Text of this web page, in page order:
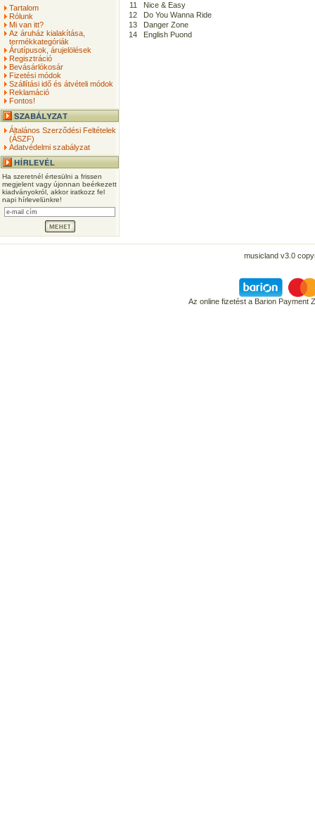
Tartalom
Rólunk
Mi van itt?
Az áruház kialakítása,
termékkategóriák
Árutípusok, árujelölések
Regisztráció
Bevásárlókosár
Fizetési módok
Szállítási idő és átvételi módok
Reklamáció
Fontos!
Általános Szerződési Feltételek
(ÁSZF)
Adatvédelmi szabályzat
Ha szeretnél értesülni a frissen
megjelent vagy újonnan beérkezett
kiadványokról, akkor iratkozz fel
napi hírlevelünkre!
11
Nice & Easy
12
Do You Wanna Ride
13
Danger Zone
14
English Puond
musicland v3.0
Az online fizetést a Barion Payment